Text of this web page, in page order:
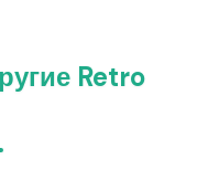
Retro